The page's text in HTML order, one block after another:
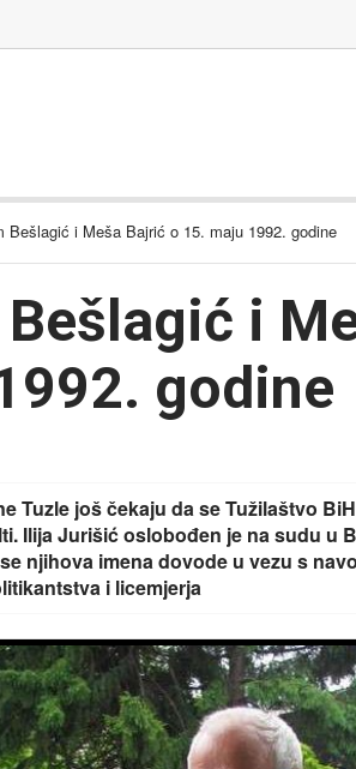
Bešlagić i Meša Bajrić o 15. maju 1992. godine
i
godine
Tuzle još čekaju da se Tužilaštvo
Ilija Jurišić oslobođen je na sudu u
njihova imena dovode u vezu s
i licemjerja